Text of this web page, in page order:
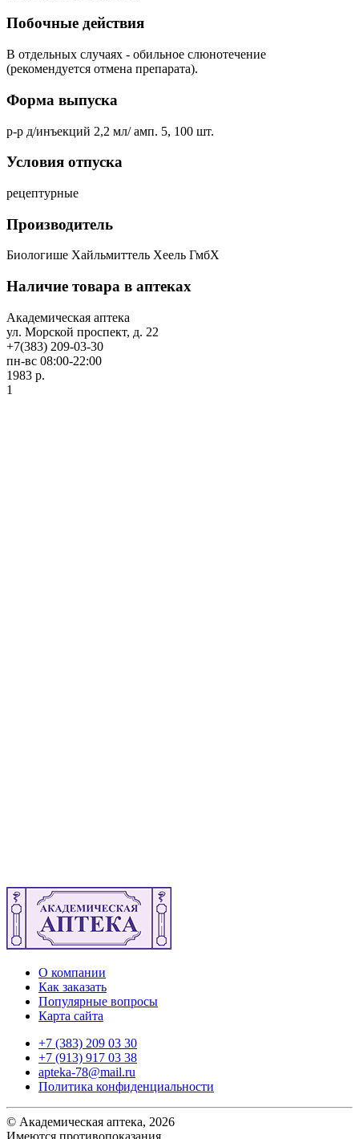
Побочные действия
В отдельных случаях - обильное слюнотечение
(рекомендуется отмена препарата).
Форма выпуска
р-р д/инъекций 2,2 мл/ амп. 5, 100 шт.
Условия отпуска
рецептурные
Производитель
Биологише Хайльмиттель Хеель ГмбХ
Наличие товара в аптеках
Академическая аптека
ул. Морской проспект, д. 22
+7(383) 209-03-30
пн-вс 08:00-22:00
1983 р.
1
О компании
Как заказать
Популярные вопросы
Карта сайта
+7 (383) 209 03 30
+7 (913) 917 03 38
apteka-78@mail.ru
Политика конфиденциальности
© Академическая аптека, 2026
Имеются противопоказания.